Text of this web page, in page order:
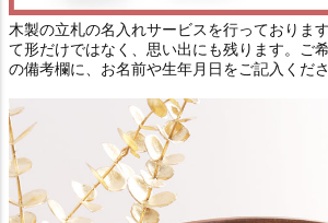
木製の立札の名入れサービスを行っておりま
て形だけではなく、思い出にも残ります。ご
の備考欄に、お名前や生年月日をご記入くださ